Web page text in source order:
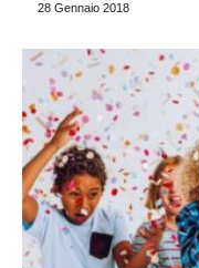
28 Gennaio 2018